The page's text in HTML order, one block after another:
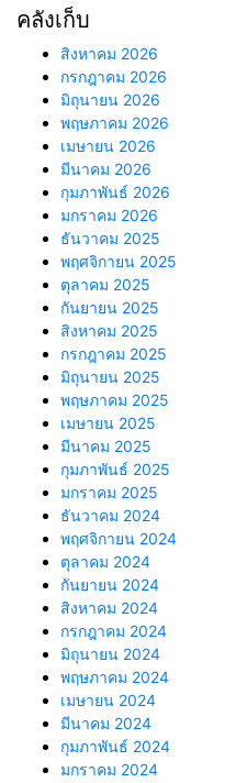
คลังเก็บ
สิงหาคม 2026
กรกฎาคม 2026
มิถุนายน 2026
พฤษภาคม 2026
เมษายน 2026
มีนาคม 2026
กุมภาพันธ์ 2026
มกราคม 2026
ธันวาคม 2025
พฤศจิกายน 2025
ตุลาคม 2025
กันยายน 2025
สิงหาคม 2025
กรกฎาคม 2025
มิถุนายน 2025
พฤษภาคม 2025
เมษายน 2025
มีนาคม 2025
กุมภาพันธ์ 2025
มกราคม 2025
ธันวาคม 2024
พฤศจิกายน 2024
ตุลาคม 2024
กันยายน 2024
สิงหาคม 2024
กรกฎาคม 2024
มิถุนายน 2024
พฤษภาคม 2024
เมษายน 2024
มีนาคม 2024
กุมภาพันธ์ 2024
มกราคม 2024